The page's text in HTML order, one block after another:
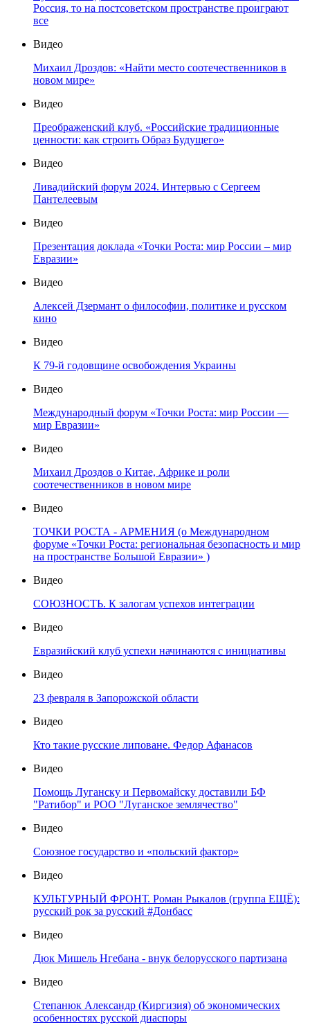
Россия, то на постсоветском пространстве проиграют
все
Видео
Михаил Дроздов: «Найти место соотечественников в
новом мире»
Видео
Преображенский клуб. «Российские традиционные
ценности: как строить Образ Будущего»
Видео
Ливадийский форум 2024. Интервью с Сергеем
Пантелеевым
Видео
Презентация доклада «Точки Роста: мир России – мир
Евразии»
Видео
Алексей Дзермант о философии, политике и русском
кино
Видео
К 79-й годовщине освобождения Украины
Видео
Международный форум «Точки Роста: мир России —
мир Евразии»
Видео
Михаил Дроздов о Китае, Африке и роли
соотечественников в новом мире
Видео
ТОЧКИ РОСТА - АРМЕНИЯ (о Международном
форуме «Точки Роста: региональная безопасность и мир
на пространстве Большой Евразии» )
Видео
СОЮЗНОСТЬ. К залогам успехов интеграции
Видео
Евразийский клуб успехи начинаются с инициативы
Видео
23 февраля в Запорожской области
Видео
Кто такие русские липоване. Федор Афанасов
Видео
Помощь Луганску и Первомайску доставили БФ
"Ратибор" и РОО "Луганское землячество"
Видео
Союзное государство и «польский фактор»
Видео
КУЛЬТУРНЫЙ ФРОНТ. Роман Рыкалов (группа ЕЩЁ):
русский рок за русский #Донбасс
Видео
Дюк Мишель Нгебана - внук белорусского партизана
Видео
Степанюк Александр (Киргизия) об экономических
особенностях русской диаспоры